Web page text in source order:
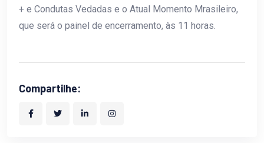
+ e Condutas Vedadas e o Atual Momento Mrasileiro,
que será o painel de encerramento, às 11 horas.
Compartilhe: